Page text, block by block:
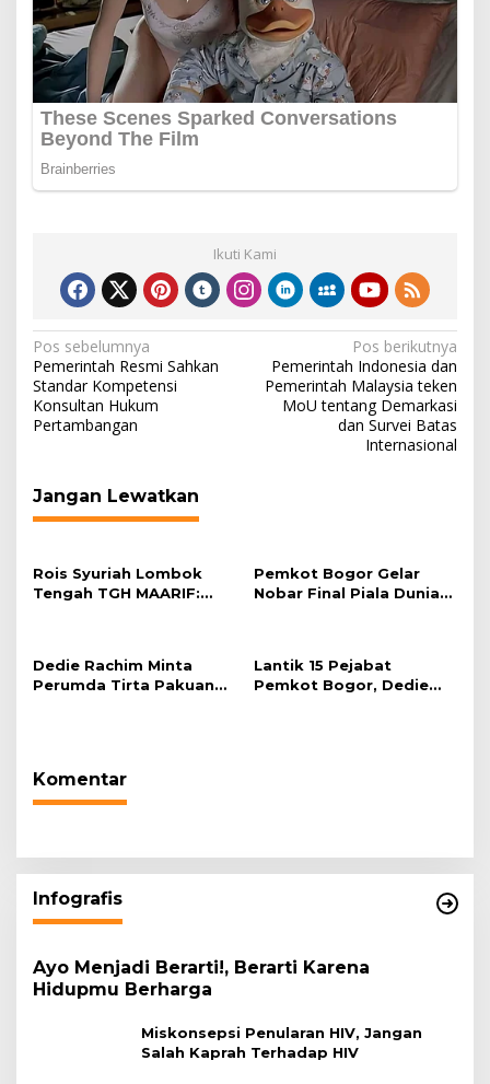
Ikuti Kami
Navigasi
pos
Pos sebelumnya
Pemerintah Resmi Sahkan
Standar Kompetensi
Konsultan Hukum
Pertambangan
Pos berikutnya
Pemerintah Indonesia dan
Pemerintah Malaysia teken
MoU tentang Demarkasi
dan Survei Batas
Internasional
Jangan Lewatkan
Rois Syuriah Lombok
Tengah TGH MAARIF:
Pemkot Bogor Gelar
Nobar Final Piala Dunia
Dedie Rachim Minta
Perumda Tirta Pakuan
Lantik 15 Pejabat
Pemkot Bogor, Dedie
Komentar
Infografis
Ayo Menjadi Berarti!, Berarti Karena
Hidupmu Berharga
Miskonsepsi Penularan HIV, Jangan
Salah Kaprah Terhadap HIV